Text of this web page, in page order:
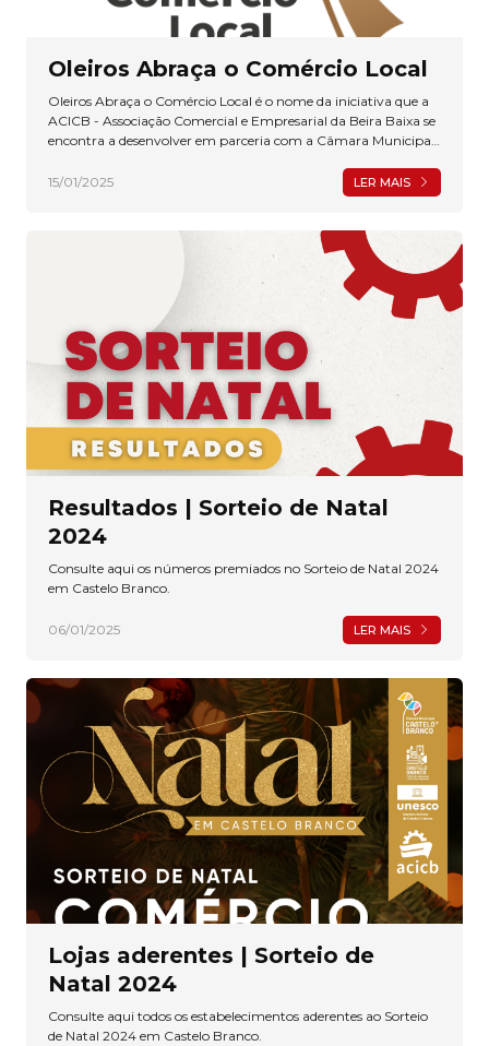
Oleiros Abraça o Comércio Local
Oleiros Abraça o Comércio Local é o nome da iniciativa que a
ACICB - Associação Comercial e Empresarial da Beira Baixa se
encontra a desenvolver em parceria com a Câmara Municipal
15/01/2025
LER MAIS
Resultados | Sorteio de Natal
2024
Consulte aqui os números premiados no Sorteio de Natal 2024
em Castelo Branco.
06/01/2025 LER MAIS
Lojas aderentes | Sorteio de
Natal 2024
Consulte aqui todos os estabelecimentos aderentes ao Sorteio
de Natal 2024 em Castelo Branco.